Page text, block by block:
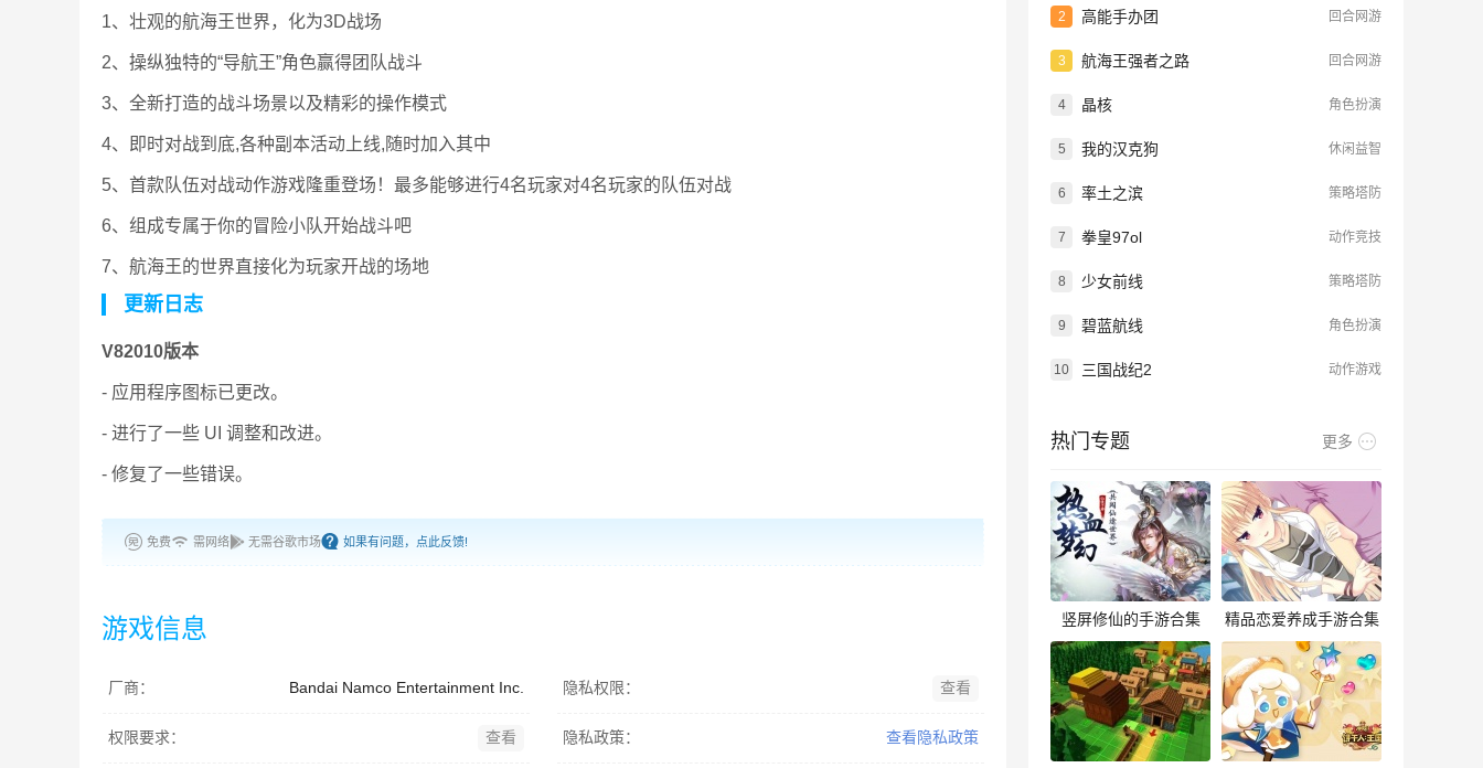
1、壮观的航海王世界，化为3D战场
2、操纵独特的“导航王”角色赢得团队战斗
3、全新打造的战斗场景以及精彩的操作模式
4、即时对战到底,各种副本活动上线,随时加入其中
5、首款队伍对战动作游戏隆重登场！最多能够进行4名玩家对4名玩家的队伍对战
6、组成专属于你的冒险小队开始战斗吧
7、航海王的世界直接化为玩家开战的场地
更新日志
V82010版本
- 应用程序图标已更改。
- 进行了一些 UI 调整和改进。
- 修复了一些错误。
免费 需网络 无需谷歌市场 如果有问题，点此反馈!
游戏信息
厂商： Bandai Namco Entertainment Inc. 隐私权限： 查看
权限要求： 查看 隐私政策： 查看隐私政策
2 高能手办团 回合网游
3 航海王强者之路 回合网游
4 晶核 角色扮演
5 我的汉克狗 休闲益智
6 率土之滨 策略塔防
7 拳皇97ol 动作竞技
8 少女前线 策略塔防
9 碧蓝航线 角色扮演
10 三国战纪2 动作游戏
热门专题 更多
竖屏修仙的手游合集 精品恋爱养成手游合集